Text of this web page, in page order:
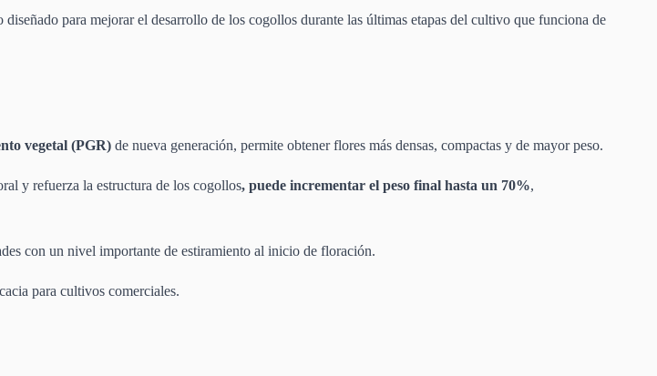
diseñado para mejorar el desarrollo de los cogollos durante las últimas etapas del cultivo que funciona de
vegetal (PGR) de nueva generación, permite obtener flores más densas, compactas y de mayor peso.
y refuerza la estructura de los cogollos, puede incrementar el peso final hasta un 70%,
con un nivel importante de estiramiento al inicio de floración.
para cultivos comerciales.